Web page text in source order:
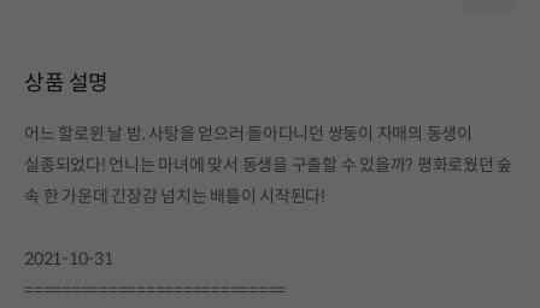
상품 설명
어느 할로윈 날 밤, 사탕을 얻으러 돌아다니던 쌍둥이 자매의 동생이
실종되었다! 언니는 마녀에 맞서 동생을 구출할 수 있을까? 평화로웠던 숲
속 한 가운데 긴장감 넘치는 배틀이 시작된다!
2021-10-31
============================